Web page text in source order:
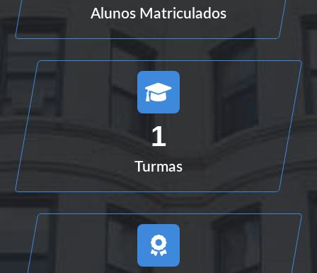
Alunos Matriculados
1
Turmas